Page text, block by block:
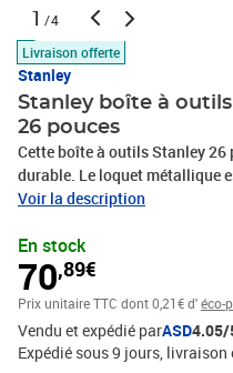
1 /4
Livraison offerte
Stanley
Stanley boîte à
26 pouces
Cette boîte à outils Stanley 26
durable. Le loquet métallique
boîte a un grand volume de
boîte à outils 20 pouces est
artisans professionnels. Elle
pièces détachées et les outils.
matériaux vous donnera plus
Poignée bi-matériaux
métallique Dimensions: 66 x
Voir la description
En stock
70,89€
Prix unitaire TTC dont 0,21€ d'éco-
Vendu et expédié parASD4.05/
Expédié sous 9 jours livraison